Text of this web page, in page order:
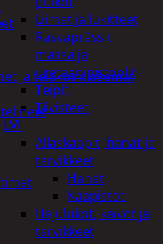
Liimat ja lukitteet
Rasvaprässit,
massa ja
uretaanipistoolit
Teipit
Tiivisteet
LVI
Allaskaapit, hanat ja
tarvikkeet
Hanat
Kaapistot
Hajulukot, kaivot ja
tarvikkeet
ja telakointiasemat